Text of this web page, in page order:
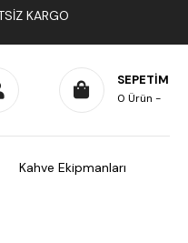
KARGO
SEPETIM
0 Ürün
Kahve Ekipmanları